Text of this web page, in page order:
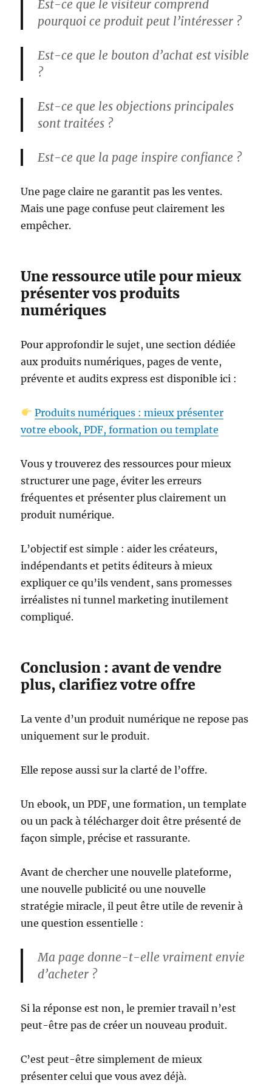
Est-ce que le visiteur comprend
pourquoi ce produit peut l’intéresser ?
Est-ce que le bouton d’achat est visible
?
Est-ce que les objections principales
sont traitées ?
Est-ce que la page inspire confiance ?
Une page claire ne garantit pas les ventes.
Mais une page confuse peut clairement les
empêcher.
Une ressource utile pour mieux
présenter vos produits
numériques
Pour approfondir le sujet, une section dédiée
aux produits numériques, pages de vente,
prévente et audits express est disponible ici :
Produits numériques : mieux présenter
votre ebook, PDF, formation ou template
Vous y trouverez des ressources pour mieux
structurer une page, éviter les erreurs
fréquentes et présenter plus clairement un
produit numérique.
L’objectif est simple : aider les créateurs,
indépendants et petits éditeurs à mieux
expliquer ce qu’ils vendent, sans promesses
irréalistes ni tunnel marketing inutilement
compliqué.
Conclusion : avant de vendre
plus, clarifiez votre offre
La vente d’un produit numérique ne repose pas
uniquement sur le produit.
Elle repose aussi sur la clarté de l’offre.
Un ebook, un PDF, une formation, un template
ou un pack à télécharger doit être présenté de
façon simple, précise et rassurante.
Avant de chercher une nouvelle plateforme,
une nouvelle publicité ou une nouvelle
stratégie miracle, il peut être utile de revenir à
une question essentielle :
Ma page donne-t-elle vraiment envie
d’acheter ?
Si la réponse est non, le premier travail n’est
peut-être pas de créer un nouveau produit.
C’est peut-être simplement de mieux
présenter celui que vous avez déjà.